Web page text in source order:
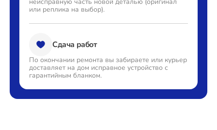
или реплика на выбор).
Сдача работ
По окончании ремонта вы забираете или курьер
доставляет на дом исправное устройство с
гарантийным бланком.